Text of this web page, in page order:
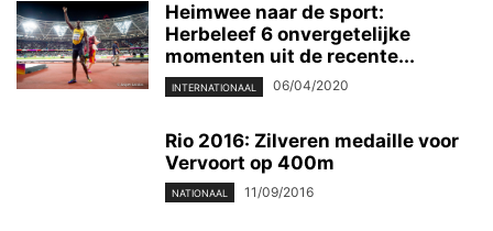
Heimwee naar de sport:
Herbeleef 6 onvergetelijke
momenten uit de recente...
INTERNATIONAAL 06/04/2020
Rio 2016: Zilveren medaille voor
Vervoort op 400m
NATIONAAL 11/09/2016